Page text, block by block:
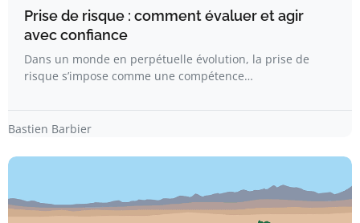
Prise de risque : comment évaluer et agir
avec confiance
Dans un monde en perpétuelle évolution, la prise de
risque s’impose comme une compétence…
Bastien Barbier